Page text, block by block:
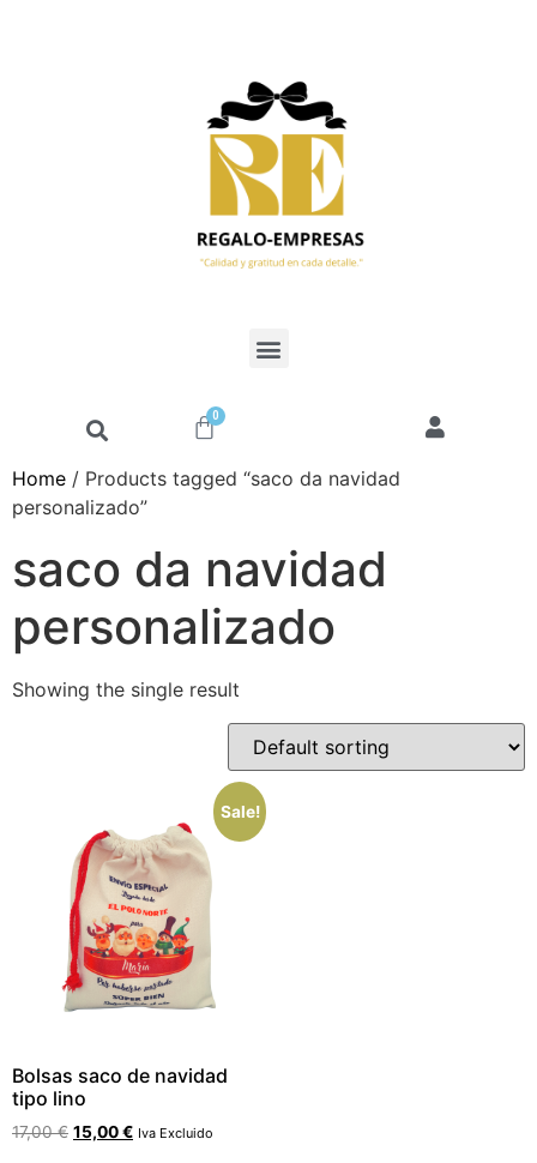
0
Home / Products tagged “saco da navidad
personalizado”
saco da navidad
personalizado
Showing the single result
Sale!
Bolsas saco de navidad
tipo lino
17,00€ 15,00€ Iva Excluido